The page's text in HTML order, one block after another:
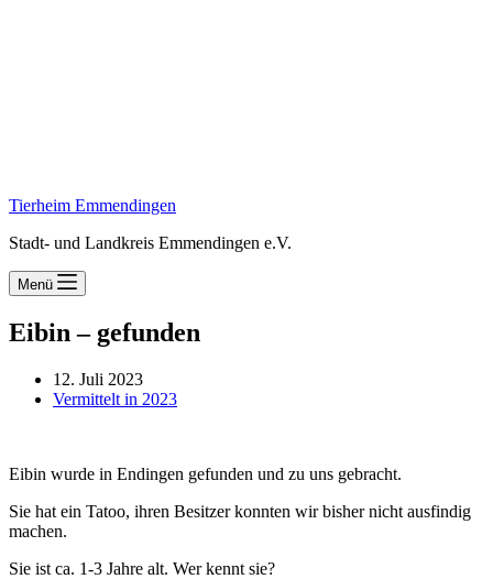
Tierheim Emmendingen
Stadt- und Landkreis Emmendingen e.V.
Menü
Eibin – gefunden
12. Juli 2023
Vermittelt in 2023
Eibin wurde in Endingen gefunden und zu uns gebracht.
Sie hat ein Tatoo, ihren Besitzer konnten wir bisher nicht ausfindig
machen.
Sie ist ca. 1-3 Jahre alt. Wer kennt sie?